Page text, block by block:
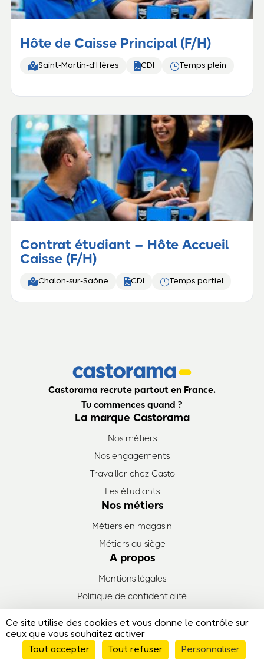
Hôte de Caisse Principal (F/H)
Saint-Martin-d'Hères CDI }Temps plein
Contrat étudiant – Hôte Accueil
Caisse (F/H)
Chalon-sur-Saône CDI }Temps partiel
Castorama recrute partout en France.
Tu commences quand ?
La marque Castorama
Nos métiers
Nos engagements
Travailler chez Casto
Les étudiants
Nos métiers
Métiers en magasin
Métiers au siège
A propos
Mentions légales
Politique de confidentialité
© Emploi Castorama - 2026
Ce site utilise des cookies et vous donne le contrôle sur
ceux que vous souhaitez activer
Tout accepter
Tout refuser Personnaliser